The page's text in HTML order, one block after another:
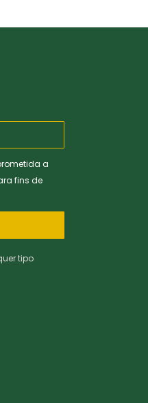
a
fins de
tipo